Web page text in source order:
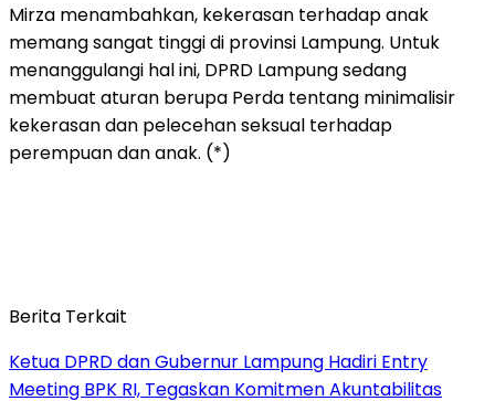
Mirza menambahkan, kekerasan terhadap anak
memang sangat tinggi di provinsi Lampung. Untuk
menanggulangi hal ini, DPRD Lampung sedang
membuat aturan berupa Perda tentang minimalisir
kekerasan dan pelecehan seksual terhadap
perempuan dan anak. (*)
Berita Terkait
Ketua DPRD dan Gubernur Lampung Hadiri Entry
Meeting BPK RI, Tegaskan Komitmen Akuntabilitas